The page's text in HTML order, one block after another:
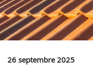
26 septembre 2025